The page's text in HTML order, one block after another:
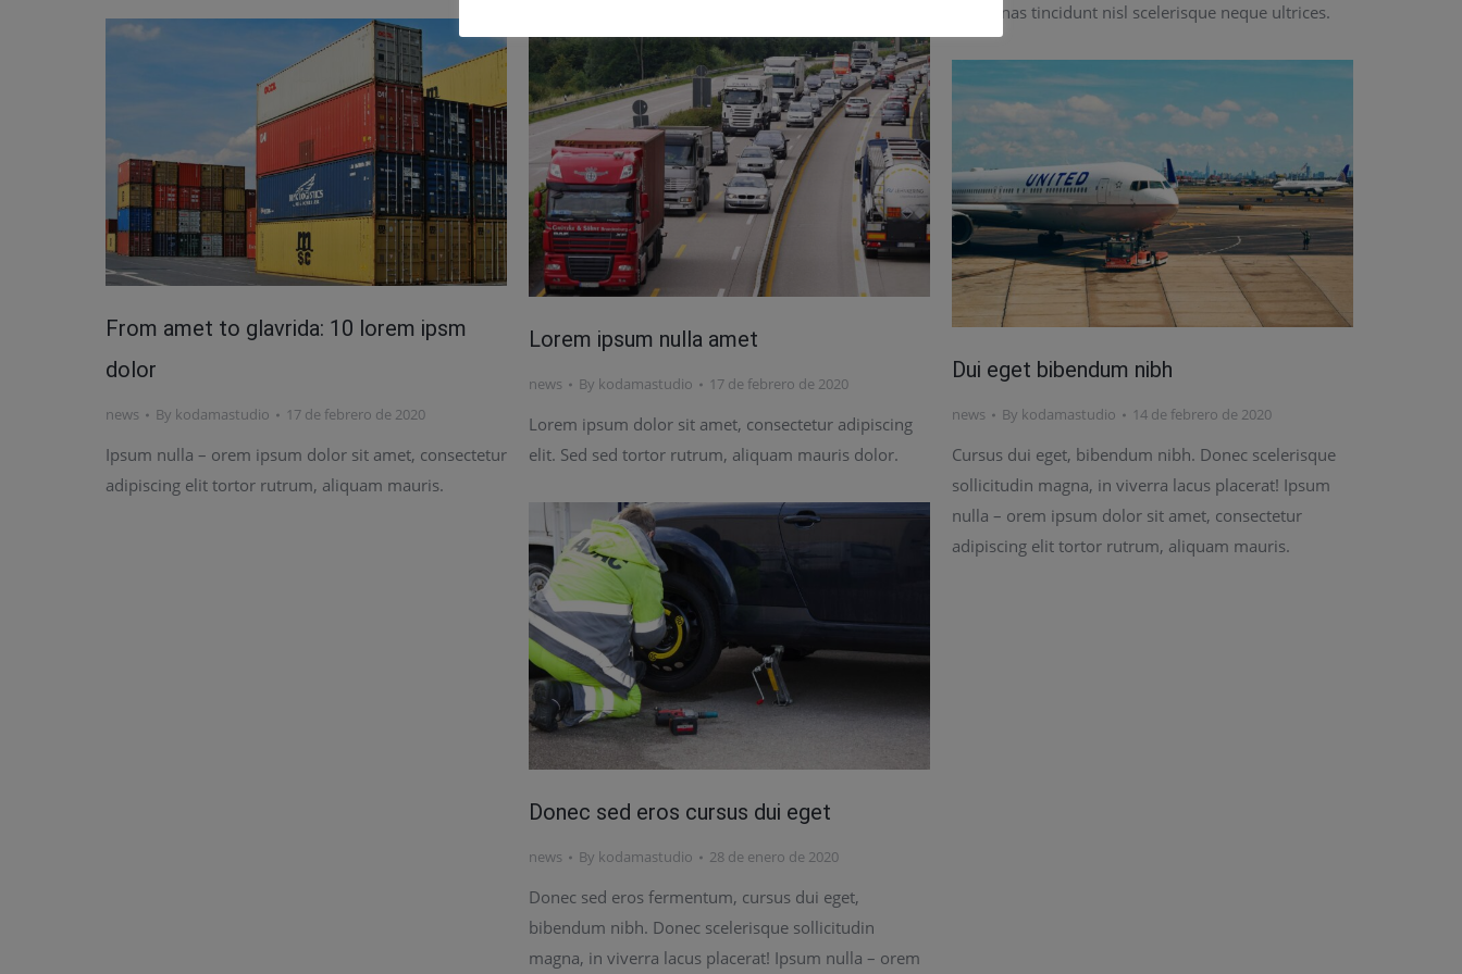
Maecenas tincidunt nisl scelerisque neque ultrices.
From amet to glavrida: 10 lorem ipsm
dolor
news By kodamastudio 17 de febrero de 2020
Ipsum nulla – orem ipsum dolor sit amet, consectetur
adipiscing elit tortor rutrum, aliquam mauris.
Lorem ipsum nulla amet
news By kodamastudio 17 de febrero de 2020
Lorem ipsum dolor sit amet, consectetur adipiscing
elit. Sed sed tortor rutrum, aliquam mauris dolor.
Dui eget bibendum nibh
news By kodamastudio 14 de febrero de 2020
Сursus dui eget, bibendum nibh. Donec scelerisque
sollicitudin magna, in viverra lacus placerat! Ipsum
nulla – orem ipsum dolor sit amet, consectetur
adipiscing elit tortor rutrum, aliquam mauris.
Donec sed eros cursus dui eget
news By kodamastudio 28 de enero de 2020
Donec sed eros fermentum, cursus dui eget,
bibendum nibh. Donec scelerisque sollicitudin
magna, in viverra lacus placerat! Ipsum nulla – orem